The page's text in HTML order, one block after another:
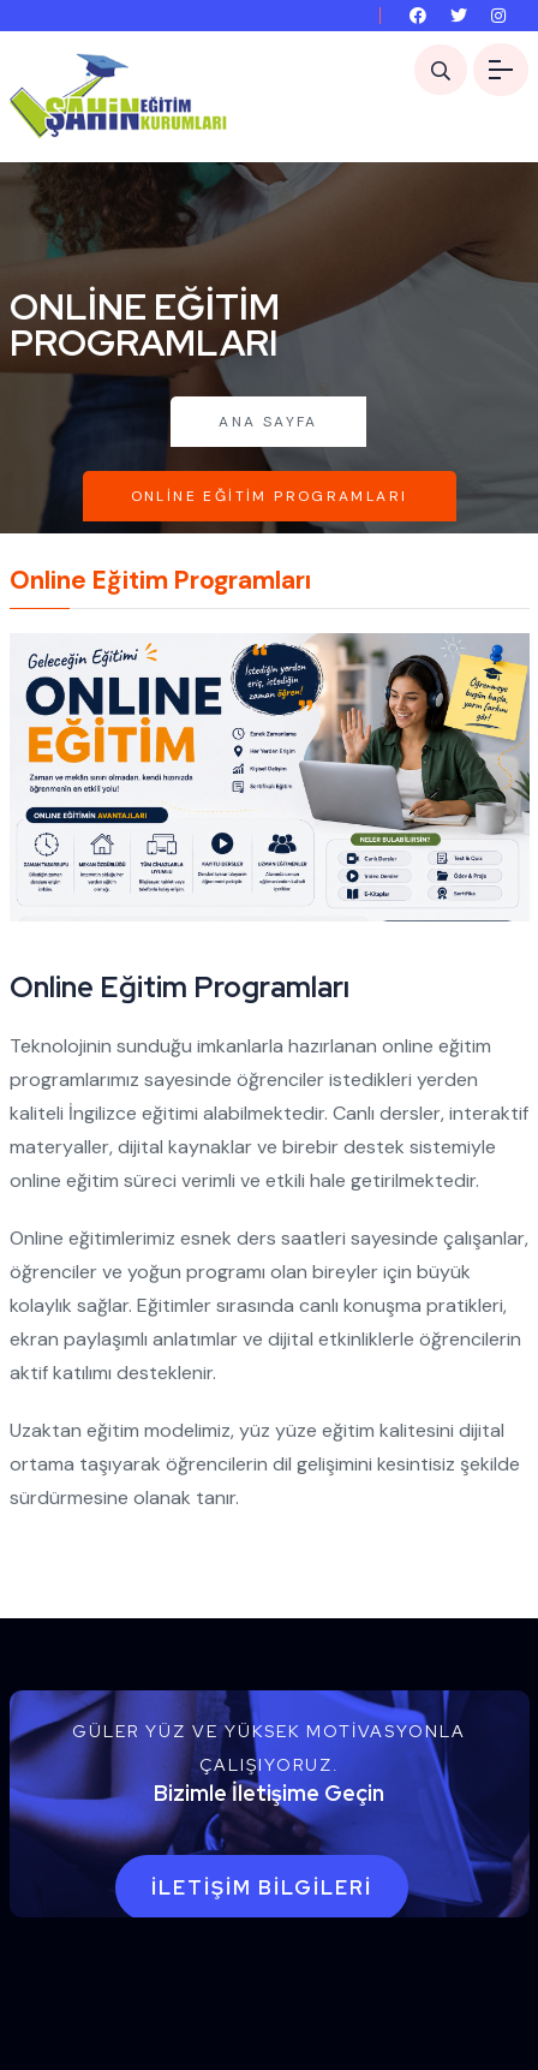
ONLINE EĞITIM
PROGRAMLARI
ANA SAYFA
ONLINE EĞITIM PROGRAMLARI
Online Eğitim Programları
Online Eğitim Programları
Teknolojinin sunduğu imkanlarla hazırlanan online eğitim
programlarımız sayesinde öğrenciler istedikleri yerden
kaliteli İngilizce eğitimi alabilmektedir. Canlı dersler, interaktif
materyaller, dijital kaynaklar ve birebir destek sistemiyle
online eğitim süreci verimli ve etkili hale getirilmektedir.
Online eğitimlerimiz esnek ders saatleri sayesinde çalışanlar,
öğrenciler ve yoğun programı olan bireyler için büyük
kolaylık sağlar. Eğitimler sırasında canlı konuşma pratikleri,
ekran paylaşımlı anlatımlar ve dijital etkinliklerle öğrencilerin
aktif katılımı desteklenir.
Uzaktan eğitim modelimiz, yüz yüze eğitim kalitesini dijital
ortama taşıyarak öğrencilerin dil gelişimini kesintisiz şekilde
sürdürmesine olanak tanır.
GÜLER YÜZ VE YÜKSEK MOTIVASYONLA
ÇALIŞIYORUZ.
Bizimle İletişime Geçin
İLETIŞIM BILGILERI